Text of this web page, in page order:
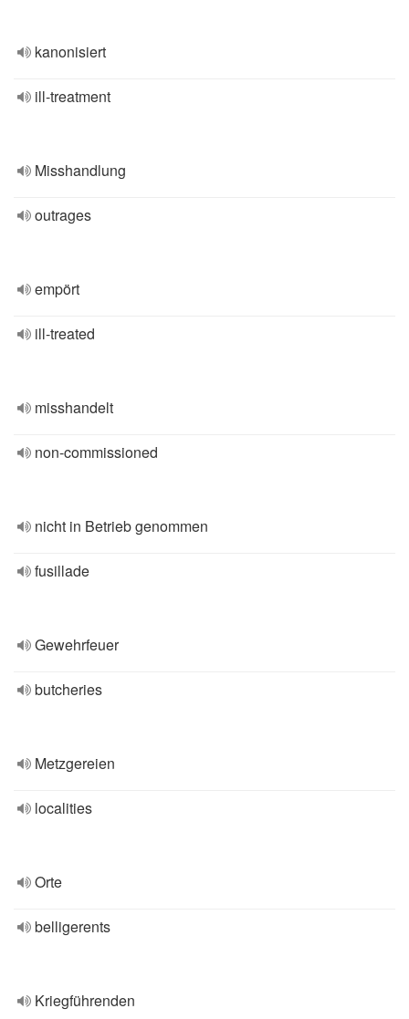
kanonisiert
ill-treatment
Misshandlung
outrages
empört
ill-treated
misshandelt
non-commissioned
nicht in Betrieb genommen
fusillade
Gewehrfeuer
butcheries
Metzgereien
localities
Orte
belligerents
Kriegführenden